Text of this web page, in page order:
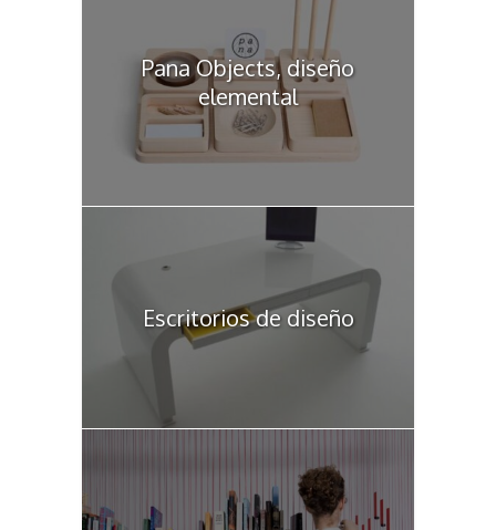
Pana Objects, diseño
elemental
Escritorios de diseño